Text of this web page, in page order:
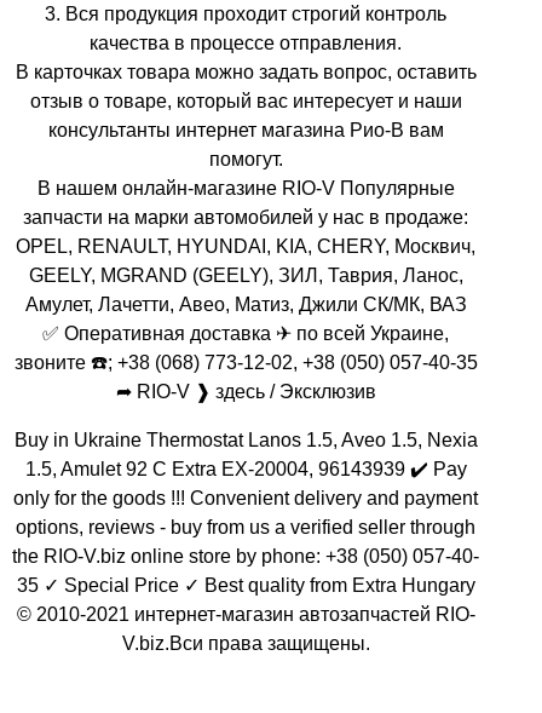
3. Вся продукция проходит строгий контроль
качества в процессе отправления.
В карточках товара можно задать вопрос, оставить
отзыв о товаре, который вас интересует и наши
консультанты интернет магазина Рио-В вам
помогут.
В нашем онлайн-магазине RIO-V Популярные
запчасти на марки автомобилей у нас в продаже:
OPEL, RENAULT, HYUNDAI, KIA, CHERY, Москвич,
GEELY, MGRAND (GEELY), ЗИЛ, Таврия, Ланос,
Амулет, Лачетти, Авео, Матиз, Джили СК/МК, ВАЗ
✅ Оперативная доставка ✈ по всей Украине,
звоните ☎️; +38 (068) 773-12-02, +38 (050) 057-40-35
➦ RIO-V ❱ здесь / Эксклюзив
Buy in Ukraine Thermostat Lanos 1.5, Aveo 1.5, Nexia
1.5, Amulet 92 С Extra EX-20004, 96143939 ✔️ Pay
only for the goods !!! Convenient delivery and payment
options, reviews - buy from us a verified seller through
the RIO-V.biz online store by phone: +38 (050) 057-40-
35 ✓ Special Price ✓ Best quality from Extra Hungary
© 2010-2021 интернет-магазин автозапчастей RIO-
V.biz.Вси права защищены.